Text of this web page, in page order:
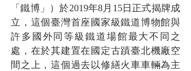
「鐵博」）於2019年8月15日正式揭牌成
立，這個臺灣首座國家級鐵道博物館與
許多國外同等級鐵道場館最大不同之
處，在於其建置在國定古蹟臺北機廠空
間之上，這個過去以修繕火車車輛為主